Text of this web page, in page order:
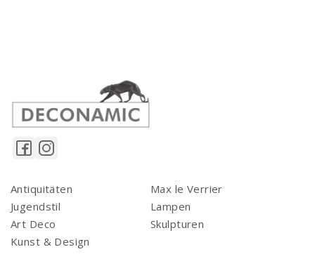
Antiquitäten
Jugendstil
Art Deco
Kunst & Design
Max le Verrier
Lampen
Skulpturen